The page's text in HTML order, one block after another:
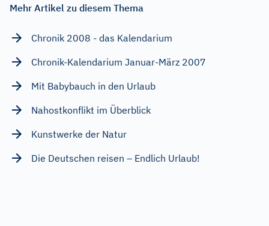
Mehr Artikel zu diesem Thema
Chronik 2008 - das Kalendarium
Chronik-Kalendarium Januar-März 2007
Mit Babybauch in den Urlaub
Nahostkonflikt im Überblick
Kunstwerke der Natur
Die Deutschen reisen – Endlich Urlaub!